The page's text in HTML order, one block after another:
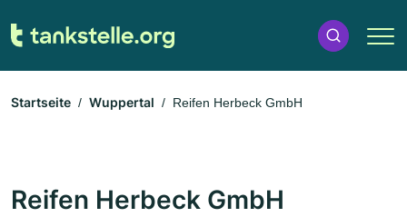
Startseite Wuppertal Reifen Herbeck GmbH
Reifen Herbeck GmbH